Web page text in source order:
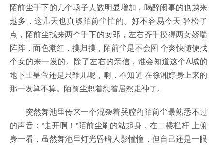
陌前尘手下的几个场子人数明显增加，喝醉闹事的也越来
越多，这几天也真够陌前尘忙的。好不容易今天 轻松了
点，陌前尘找来两个手下的女郎，左右齐手摸得两女娇喘
阵阵，面色潮红，摸归摸，陌前尘是不会图 个爽快随便找
个女的来一发的。除了左右的亲信，谁会知道这个A城的
地下土皇帝还是只雏儿呢，啊，不知道 在徐湘婷身上来的
那一发算不算。陌前尘想着想着居然走神了。
突然舞池里传来一个混杂着哭腔的陌前尘最熟悉不过
的声音：“走开啊！”陌前尘刷的站起身，在二楼栏杆 上俯
身一看，虽然舞池里灯光昏暗人影憧憧，但自己还是一眼